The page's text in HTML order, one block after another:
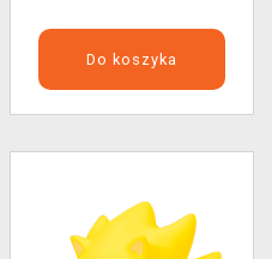
Do koszyka